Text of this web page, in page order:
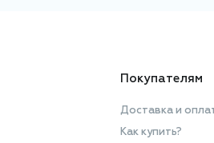
Покупателям
Доставка и
Как купить?